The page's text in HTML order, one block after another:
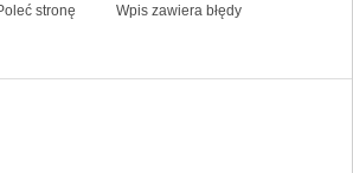
stronę Wpis zawiera błędy